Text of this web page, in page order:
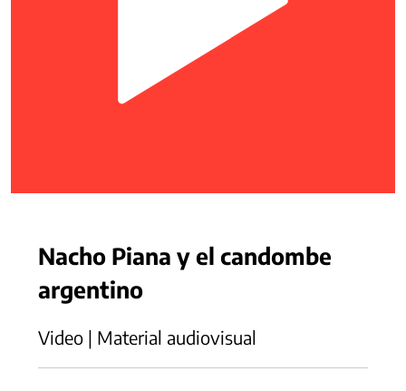
Nacho Piana y el candombe
argentino
Video | Material audiovisual